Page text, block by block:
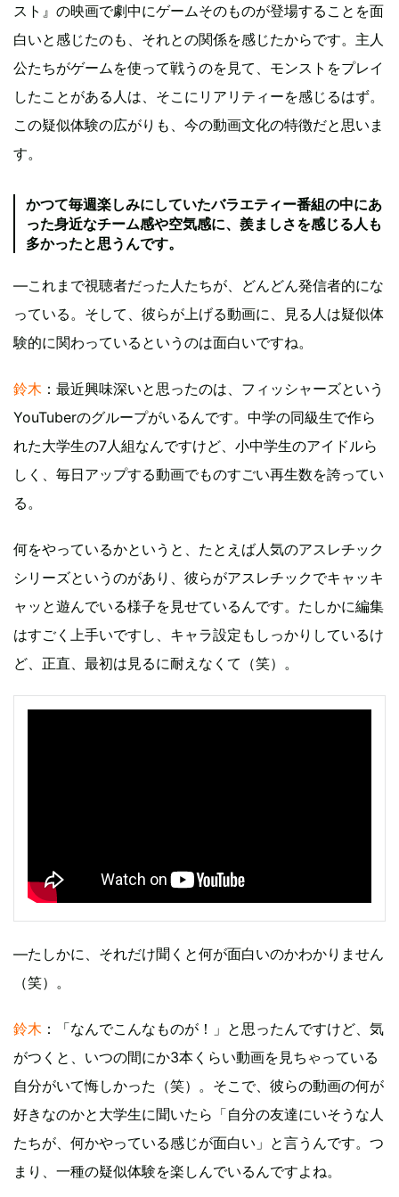
スト』の映画で劇中にゲームそのものが登場することを面
白いと感じたのも、それとの関係を感じたからです。主人
公たちがゲームを使って戦うのを見て、モンストをプレイ
したことがある人は、そこにリアリティーを感じるはず。
この疑似体験の広がりも、今の動画文化の特徴だと思いま
す。
かつて毎週楽しみにしていたバラエティー番組の中にあ
った身近なチーム感や空気感に、羨ましさを感じる人も
多かったと思うんです。
―これまで視聴者だった人たちが、どんどん発信者的にな
っている。そして、彼らが上げる動画に、見る人は疑似体
験的に関わっているというのは面白いですね。
鈴木 ：最近興味深いと思ったのは、フィッシャーズという
YouTuberのグループがいるんです。中学の同級生で作ら
れた大学生の7人組なんですけど、小中学生のアイドルら
しく、毎日アップする動画でものすごい再生数を誇ってい
る。
何をやっているかというと、たとえば人気のアスレチック
シリーズというのがあり、彼らがアスレチックでキャッキ
ャッと遊んでいる様子を見せているんです。たしかに編集
はすごく上手いですし、キャラ設定もしっかりしているけ
ど、正直、最初は見るに耐えなくて（笑）。
―たしかに、それだけ聞くと何が面白いのかわかりません
（笑）。
鈴木 ：「なんでこんなものが！」と思ったんですけど、気
がつくと、いつの間にか3本くらい動画を見ちゃっている
自分がいて悔しかった（笑）。そこで、彼らの動画の何が
好きなのかと大学生に聞いたら「自分の友達にいそうな人
たちが、何かやっている感じが面白い」と言うんです。つ
まり、一種の疑似体験を楽しんでいるんですよね。